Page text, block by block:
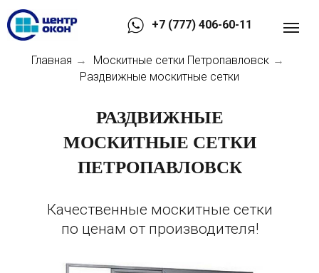
+7 (777) 406-60-11
Главная → Москитные сетки Петропавловск →
Раздвижные москитные сетки
РАЗДВИЖНЫЕ
МОСКИТНЫЕ СЕТКИ
ПЕТРОПАВЛОВСК
Качественные москитные сетки
по ценам от производителя!